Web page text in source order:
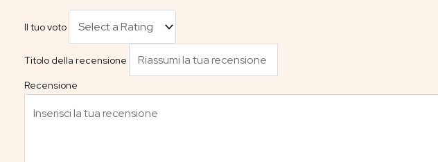
Il tuo voto
Titolo della recensione
Recensione